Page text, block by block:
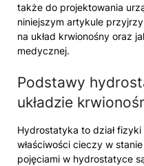
także do projektowania
niniejszym artykule
na układ krwionośny oraz
medycznej.
Podstawy
układzie
Hydrostatyka to dział
właściwości cieczy w
pojęciami w hydrostatyce